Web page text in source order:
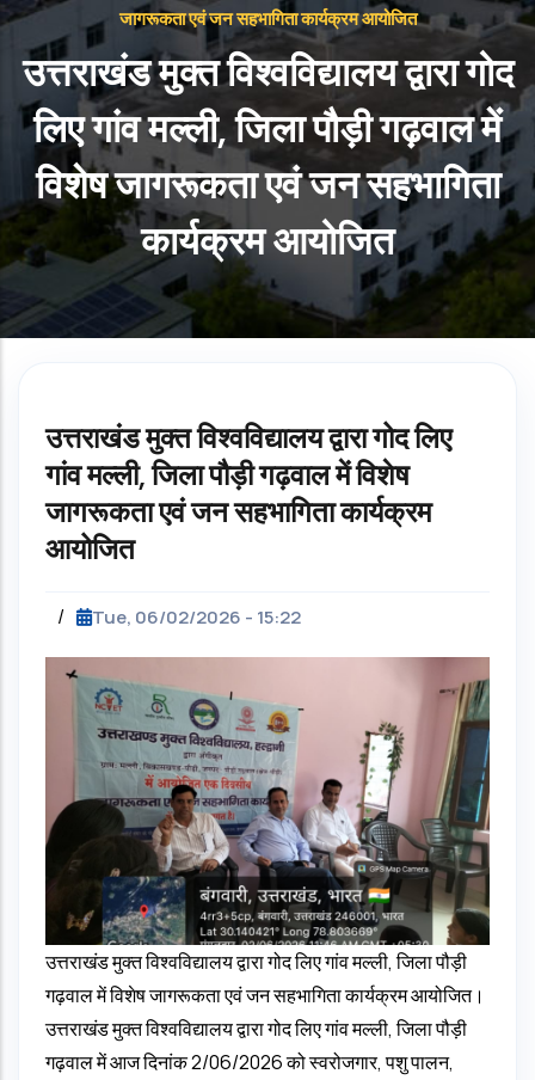
जागरूकता एवं जन सहभागिता कार्यक्रम आयोजित
उत्तराखंड मुक्त विश्वविद्यालय द्वारा गोद
लिए गांव मल्ली, जिला पौड़ी गढ़वाल में
विशेष जागरूकता एवं जन सहभागिता
कार्यक्रम आयोजित
उत्तराखंड मुक्त विश्वविद्यालय द्वारा गोद लिए
गांव मल्ली, जिला पौड़ी गढ़वाल में विशेष
जागरूकता एवं जन सहभागिता कार्यक्रम
आयोजित
/ Tue, 06/02/2026 - 15:22
उत्तराखंड मुक्त विश्वविद्यालय द्वारा गोद लिए गांव मल्ली, जिला पौड़ी
गढ़वाल में विशेष जागरूकता एवं जन सहभागिता कार्यक्रम आयोजित।
उत्तराखंड मुक्त विश्वविद्यालय द्वारा गोद लिए गांव मल्ली, जिला पौड़ी
गढ़वाल में आज दिनांक 2/06/2026 को स्वरोजगार, पशु पालन,